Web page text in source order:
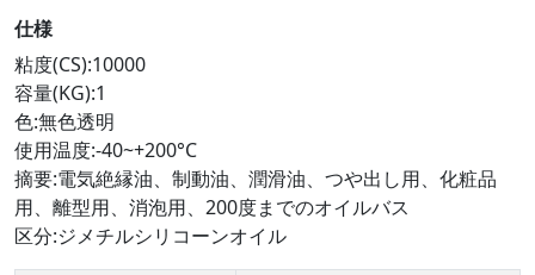
仕様
粘度(CS):10000
容量(KG):1
色:無色透明
使用温度:-40~+200°C
摘要:電気絶縁油、制動油、潤滑油、つや出し用、化粧品
用、離型用、消泡用、200度までのオイルバス
区分:ジメチルシリコーンオイル